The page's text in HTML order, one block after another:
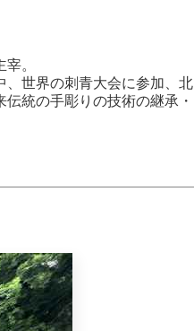
。
、世界の刺青大会に参加、北
統の手彫りの技術の継承・